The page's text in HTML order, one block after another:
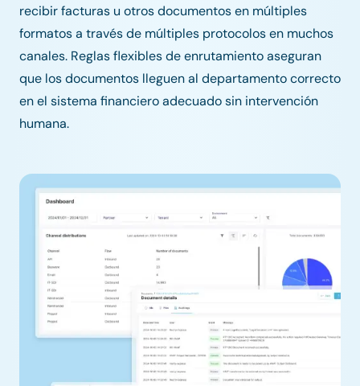
recibir facturas u otros documentos en múltiples
formatos a través de múltiples protocolos en muchos
canales. Reglas flexibles de enrutamiento aseguran
que los documentos lleguen al departamento correcto
en el sistema financiero adecuado sin intervención
humana.